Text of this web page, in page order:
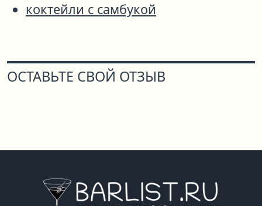
коктейли с самбукой
ОСТАВЬТЕ СВОЙ ОТЗЫВ